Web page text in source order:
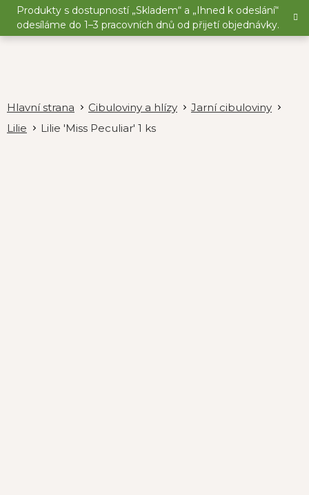
Přejít
obsah
Produkty s dostupností „Skladem“ a „Ihned k odeslání“
odesíláme do 1–3 pracovních dnů od přijetí objednávky.
Cibuloviny a hlízy
Jarní cibuloviny
Lilie
Lilie 'Miss Peculiar' 1 ks